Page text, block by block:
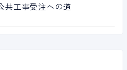
共工事受注への道